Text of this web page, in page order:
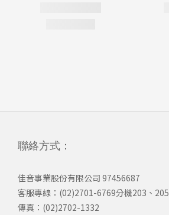
聯絡方式：
佳音事業股份有限公司 97456687
客服專線：(02)2701-6769分機203、205
傳真：(02)2702-1332